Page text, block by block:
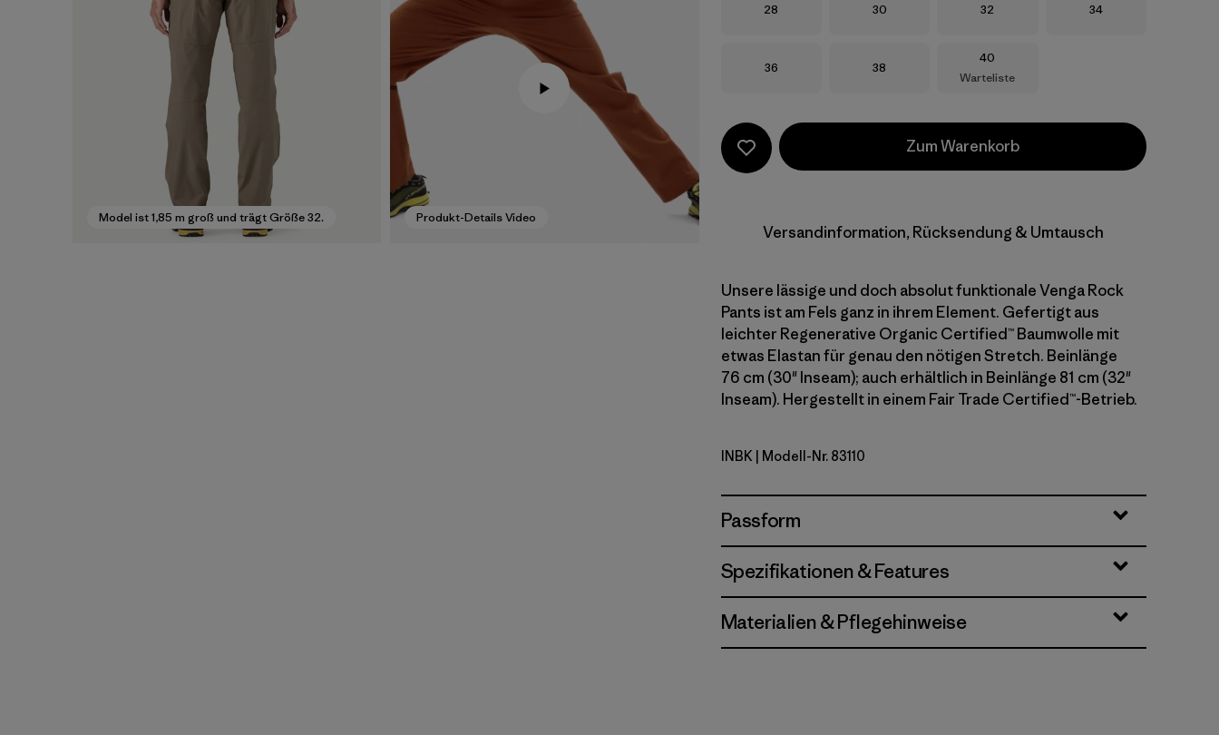
Model ist 1,85 m groß und trägt Größe 32. Produkt-Details Video
Größe
28 Größe
30 Größe
32 Größe
34
Größe
36 Größe
38
Größe
40
Warteliste
Zum Warenkorb
Versandinformation, Rücksendung & Umtausch
Unsere lässige und doch absolut funktionale Venga Rock
Pants ist am Fels ganz in ihrem Element. Gefertigt aus
leichter Regenerative Organic Certified™ Baumwolle mit
etwas Elastan für genau den nötigen Stretch. Beinlänge
76 cm (30" Inseam); auch erhältlich in Beinlänge 81 cm (32"
Inseam). Hergestellt in einem Fair Trade Certified™-Betrieb.
Ink Black
INBK | Modell-Nr. 83110
Passform
Spezifikationen & Features
Materialien & Pflegehinweise